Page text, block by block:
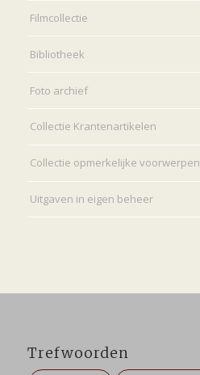
Filmcollectie
Bibliotheek
Foto archief
Collectie Krantenartikelen
Collectie opmerkelijke voorwerpen
Uitgaven in eigen beheer
Trefwoorden